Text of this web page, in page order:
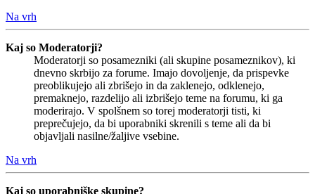
Na vrh
Kaj so Moderatorji?
Moderatorji so posamezniki (ali skupine posameznikov), ki
dnevno skrbijo za forume. Imajo dovoljenje, da prispevke
preoblikujejo ali zbrišejo in da zaklenejo, odklenejo,
premaknejo, razdelijo ali izbrišejo teme na forumu, ki ga
moderirajo. V spolšnem so torej moderatorji tisti, ki
preprečujejo, da bi uporabniki skrenili s teme ali da bi
objavljali nasilne/žaljive vsebine.
Na vrh
Kaj so uporabniške skupine?